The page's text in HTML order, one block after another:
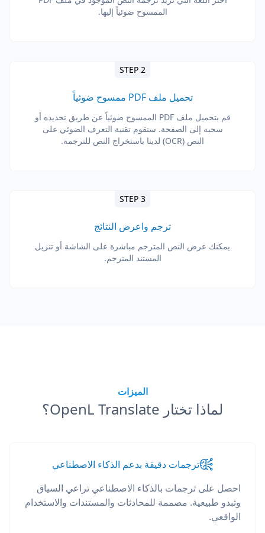
الممسوح ضوئياً إليها.
STEP 2
تحميل ملف PDF ممسوح ضوئياً
قم بتحميل ملف PDF الممسوح ضوئياً عن طريق تحديده أو
سحبه إلى الصفحة. ستقوم تقنية التعرف الضوئي على
النص (OCR) لدينا باستخراج النص للترجمة.
STEP 3
ترجم واعرض النتائج
يمكنك عرض النص المترجم مباشرة على الشاشة أو تنزيل
المستند المترجم.
الميزات
لماذا تختار OpenL Translate؟
ترجمات دقيقة بدعم الذكاء الاصطناعي
احصل على ترجمات بالذكاء الاصطناعي تراعي السياق
وتبدو طبيعية. مصممة للمحادثات والمستندات والاستخدام
الواقعي.